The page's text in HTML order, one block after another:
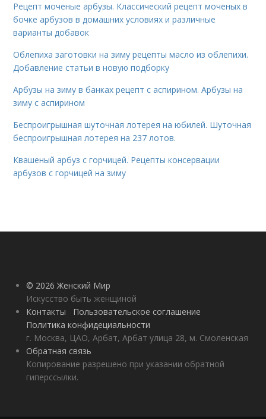
Рецепт моченые арбузы. Классический рецепт моченых в
бочке арбузов в домашних условиях и различные
варианты добавок
Облепиха заготовки на зиму рецепты масло из облепихи.
Добавление статьи в новую подборку
Арбузы на зиму в банках рецепт с аспирином. Арбузы на
зиму с аспирином
Беспроигрышная шуточная лотерея на юбилей. Шуточная
беспроигрышная лотерея на 237 лотов.
Квашеный арбуз с горчицей. Рецепты консервации
арбузов с горчицей на зиму
© 2026 Женский Мир
Искусство быть женщиной
Контакты
Пользовательское соглашение
Политика конфидециальности
г. Москва, ЦАО, Арбат, Арбат улица 28, м. Смоленская
Обратная связь
Копирование разрешено при указании обратной
гиперссылки.